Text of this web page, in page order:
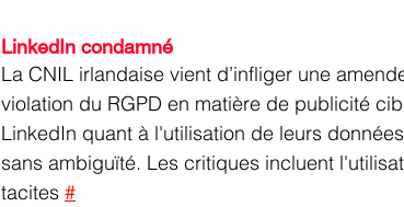
LinkedIn condamné
La CNIL irlandaise vient d’infliger une
violation du RGPD en matière de publicité
LinkedIn quant à l'utilisation de leurs
sans ambiguïté. Les critiques incluent
tacites #